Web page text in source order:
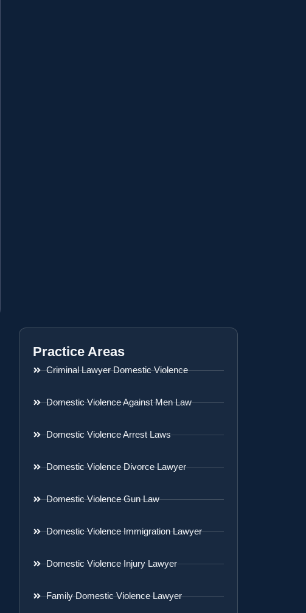
Practice Areas
Criminal Lawyer Domestic Violence
Domestic Violence Against Men Law
Domestic Violence Arrest Laws
Domestic Violence Divorce Lawyer
Domestic Violence Gun Law
Domestic Violence Immigration Lawyer
Domestic Violence Injury Lawyer
Family Domestic Violence Lawyer